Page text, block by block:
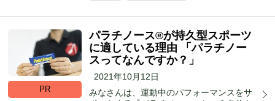
PR
パラチノース®︎が持久型スポーツ
に適している理由 「パラチノー
スってなんですか？」
2021年10月12日
みなさんは、運動中のパフォーマンスをサ